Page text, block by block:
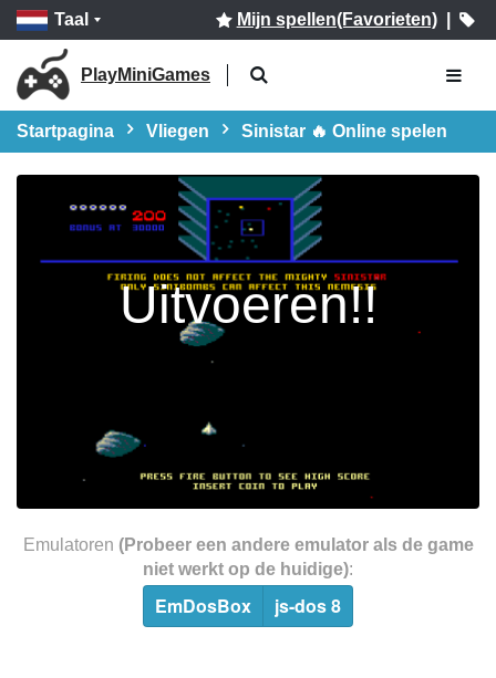
Taal Mijn spellen(Favorieten)|
PlayMiniGames
Startpagina Vliegen Sinistar 🔥 Online spelen
Uitvoeren!!
Emulatoren (Probeer een andere emulator als de game
niet werkt op de huidige):
EmDosBox js-dos 8